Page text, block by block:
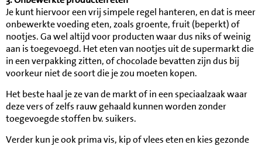
Je kunt hiervoor een vrij simpele regel hanteren, en dat is meer
onbewerkte voeding eten, zoals groente, fruit (beperkt) of
nootjes. Ga wel altijd voor producten waar dus niks of weinig
aan is toegevoegd. Het eten van nootjes uit de supermarkt die
in een verpakking zitten, of chocolade bevatten zijn dus bij
voorkeur niet de soort die je zou moeten kopen.
Het beste haal je ze van de markt of in een speciaalzaak waar
deze vers of zelfs rauw gehaald kunnen worden zonder
toegevoegde stoffen bv. suikers.
Verder kun je ook prima vis, kip of vlees eten en kies gezonde